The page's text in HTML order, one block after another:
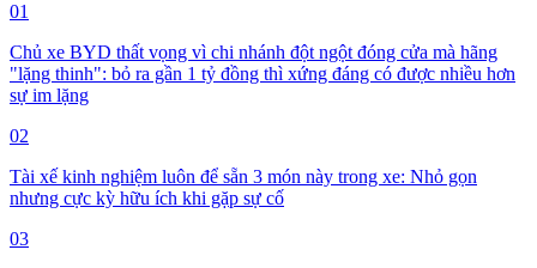
01
Chủ xe BYD thất vọng vì chi nhánh đột ngột đóng cửa mà hãng
"lặng thinh": bỏ ra gần 1 tỷ đồng thì xứng đáng có được nhiều hơn
sự im lặng
02
Tài xế kinh nghiệm luôn để sẵn 3 món này trong xe: Nhỏ gọn
nhưng cực kỳ hữu ích khi gặp sự cố
03